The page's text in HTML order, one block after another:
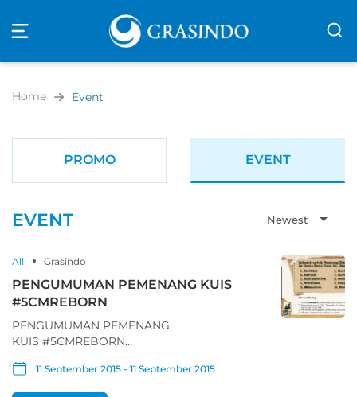
navigation
Home Event
EVENT Newest
All Grasindo
PENGUMUMAN PEMENANG KUIS
#5CMREBORN
PENGUMUMAN PEMENANG
KUIS #5CMREBORN
KUIS #5CMREBORN
NROBERMC5# SIUK
11 September 2015 - 11 September 2015
PROMO EVENT